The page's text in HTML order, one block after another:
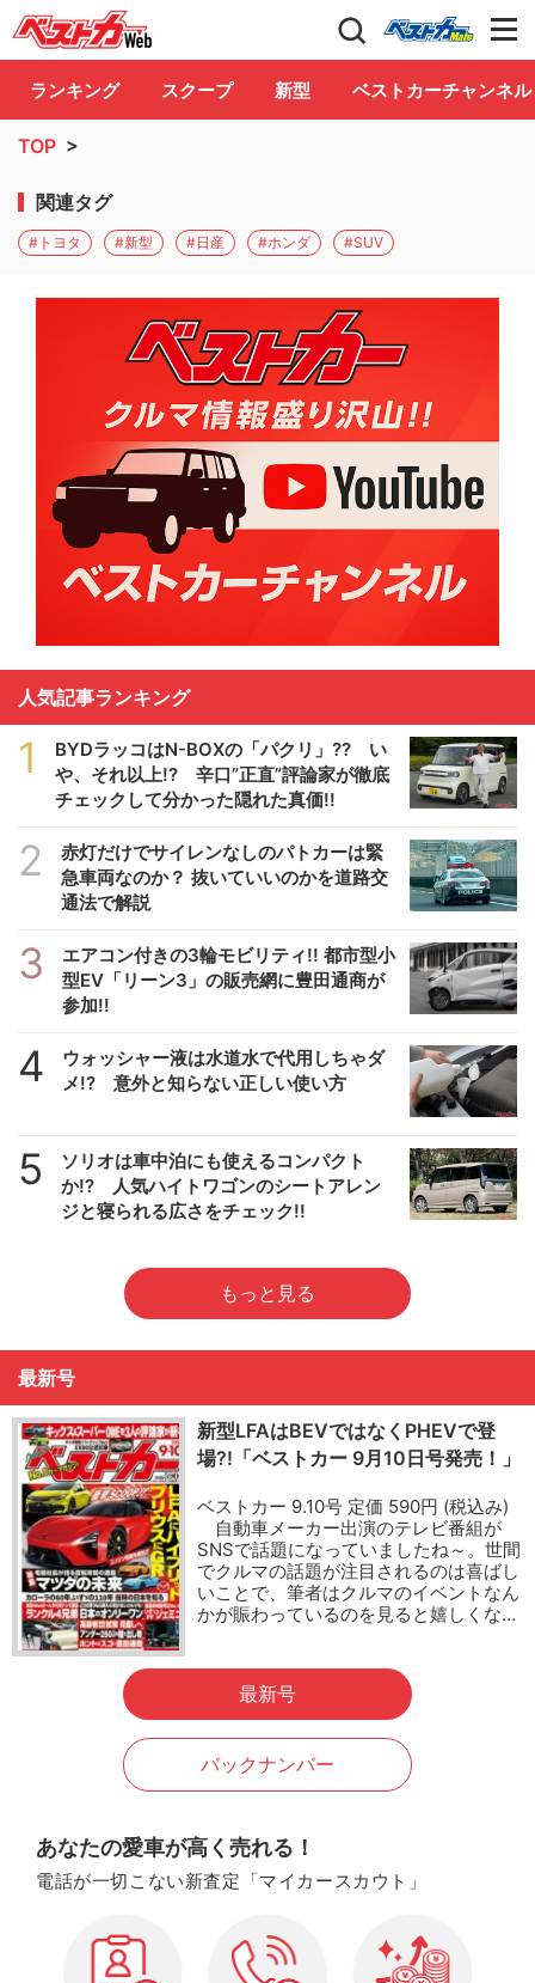
自動車情報誌「ベストカー」 Club
ランキング スクープ 新型 ベストカーチャンネル
TOP >
関連タグ
#トヨタ #新型 #日産 #ホンダ #SUV
人気記事ランキング
1
BYDラッコはN-BOXの「パクリ」?? い
や、それ以上!? 辛口”正直”評論家が徹底
チェックして分かった隠れた真価!!
2
赤灯だけでサイレンなしのパトカーは緊
急車両なのか？ 抜いていいのかを道路交
通法で解説
3
エアコン付きの3輪モビリティ!! 都市型小
型EV「リーン3」の販売網に豊田通商が
参加!!
4
ウォッシャー液は水道水で代用しちゃダ
メ!? 意外と知らない正しい使い方
5
ソリオは車中泊にも使えるコンパクト
か!? 人気ハイトワゴンのシートアレン
ジと寝られる広さをチェック!!
もっと見る
最新号
新型LFAはBEVではなくPHEVで登
場?!「ベストカー 9月10日号発売！」
ベストカー 9.10号 定価 590円 (税込み)
自動車メーカー出演のテレビ番組が
SNSで話題になっていましたね～。世間
でクルマの話題が注目されるのは喜ばし
いことで、筆者はクルマのイベントなん
かが賑わっているのを見ると嬉しくな…
最新号
バックナンバー
あなたの愛車が高く売れる！
電話が一切こない新査定「マイカースカウト」